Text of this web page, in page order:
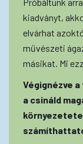
kiadványt,
elvárhat
művészeti
másikat. Mi
Végignézve
a csináld